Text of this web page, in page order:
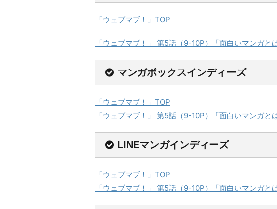
「ウェブマブ！」TOP
「ウェブマブ！」 第5話（9-10P）「面白いマンガとは
マンガボックスインディーズ
「ウェブマブ！」TOP
「ウェブマブ！」 第5話（9-10P）「面白いマンガとは
LINEマンガインディーズ
「ウェブマブ！」TOP
「ウェブマブ！」 第5話（9-10P）「面白いマンガとは